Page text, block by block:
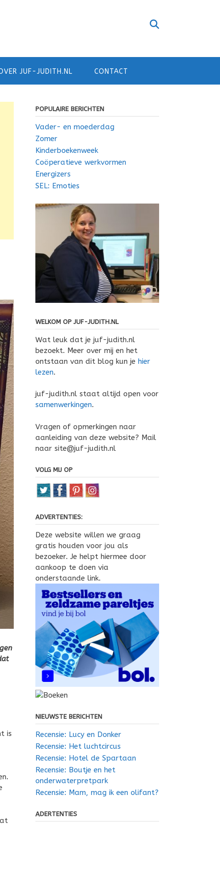
JUF-JUDITH.NL CONTACT
is
POPULAIRE BERICHTEN
Vader- en moederdag
Zomer
Kinderboekenweek
Coöperatieve werkvormen
Energizers
SEL: Emoties
WELKOM OP JUF-JUDITH.NL
Wat leuk dat je juf-judith.nl
bezoekt. Meer over mij en het
ontstaan van dit blog kun je hier
lezen.
juf-judith.nl staat altijd open voor
samenwerkingen.
Vragen of opmerkingen naar
aanleiding van deze website? Mail
naar site@juf-judith.nl
VOLG MIJ OP
ADVERTENTIES:
Deze website willen we graag
gratis houden voor jou als
bezoeker. Je helpt hiermee door
aankoop te doen via
onderstaande link.
NIEUWSTE BERICHTEN
Recensie: Lucy en Donker
Recensie: Het luchtcircus
Recensie: Hotel de Spartaan
Recensie: Boutje en het
onderwaterpretpark
Recensie: Mam, mag ik een olifant?
ADERTENTIES